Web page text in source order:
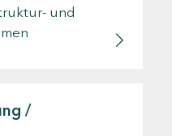
und
/